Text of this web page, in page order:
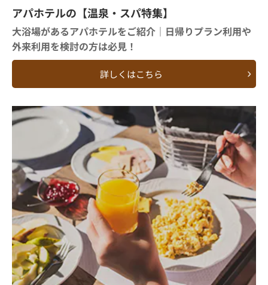
アパホテルの【温泉・スパ特集】
大浴場があるアパホテルをご紹介｜日帰りプラン利用や
外来利用を検討の方は必見！
詳しくはこちら